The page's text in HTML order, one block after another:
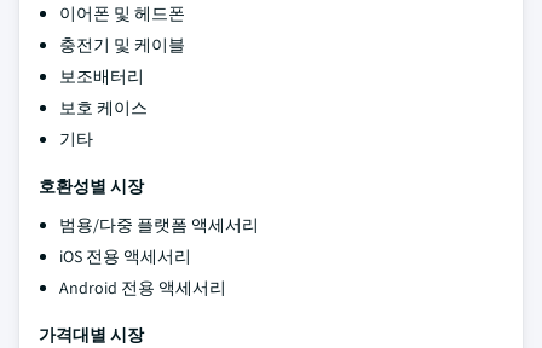
이어폰 및 헤드폰
충전기 및 케이블
보조배터리
보호 케이스
기타
호환성별 시장
범용/다중 플랫폼 액세서리
iOS 전용 액세서리
Android 전용 액세서리
가격대별 시장